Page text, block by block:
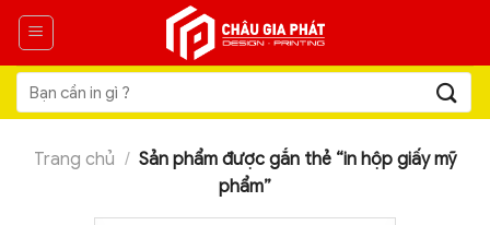
Skip
content
Tìm
kiếm:
Trang chủ / Sản phẩm được gắn thẻ “in hộp giấy mỹ
phẩm”